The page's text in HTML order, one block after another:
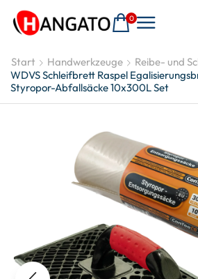
0
Start Handwerkzeuge
Reibe- und
WDVS Schleifbrett Raspel
Styropor-Abfallsäcke 10x300L Set